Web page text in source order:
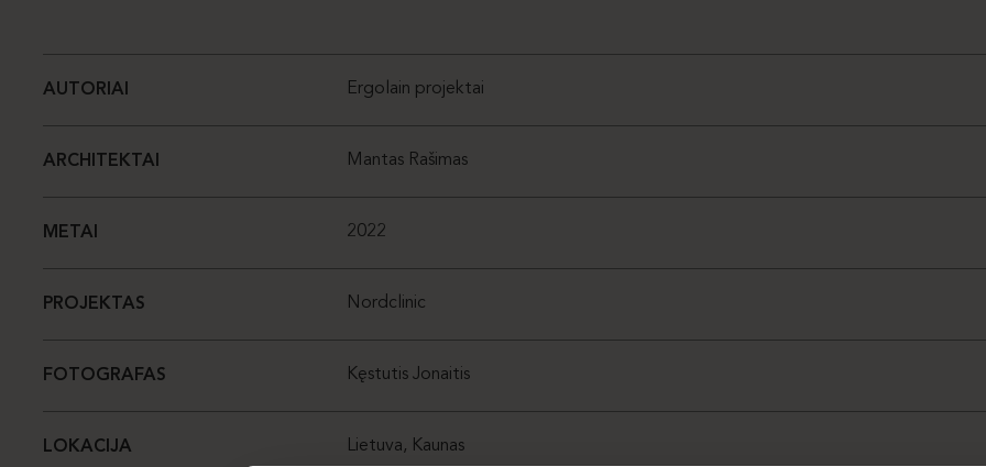
AUTORIAI Ergolain projektai
ARCHITEKTAI Mantas Rašimas
METAI 2022
PROJEKTAS Nordclinic
FOTOGRAFAS Kęstutis Jonaitis
LOKACIJA Lietuva, Kaunas